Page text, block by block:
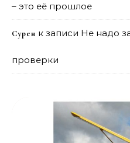
– это её прошлое
Сурен к записи Не надо
проверки